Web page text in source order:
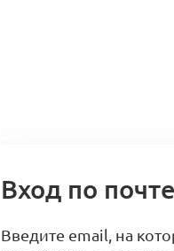
Вход по почте
Введите email, на